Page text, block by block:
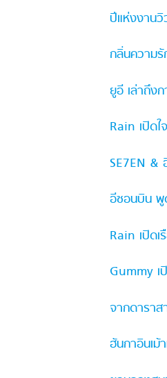
ปีแห่งงาน
กลิ่นความ
ยูอี เล่าถึง
Rain เปิดใ
SE7EN &
อีซอนบิน พู
Rain เปิด
Gummy เ
จากดารา
ฮันกาอินเม้